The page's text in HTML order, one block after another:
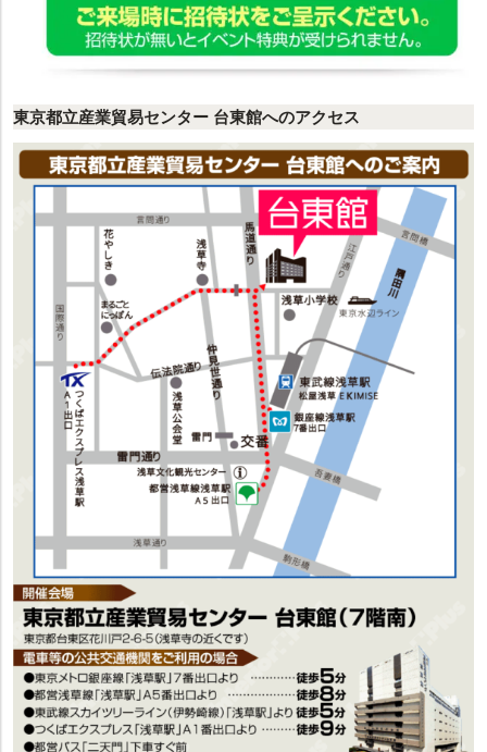
東京都立産業貿易センター 台東館へのアクセス